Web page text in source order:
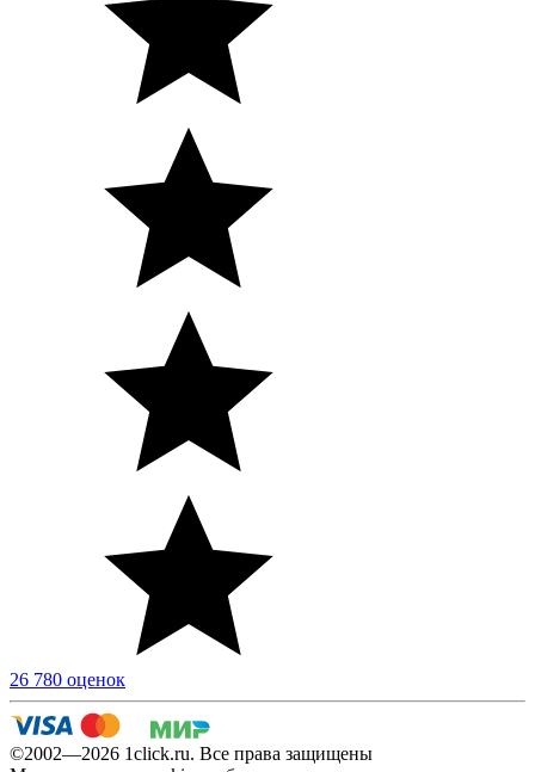
26 780 оценок
©2002—2026 1сlick.ru. Все права защищены